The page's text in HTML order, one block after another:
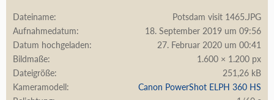
Dateiname
Potsdam visit 1465.JPG
Aufnahmedatum
18. September 2019 um 09:56
Datum hochgeladen
27. Februar 2020 um 00:41
Bildmaße
1.600 × 1.200 px
Dateigröße
251,26 kB
Kameramodell
Canon PowerShot ELPH 360 HS